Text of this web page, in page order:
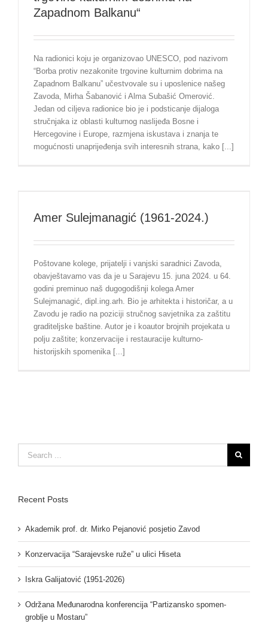
Zapadnom Balkanu“
Na radionici koju je organizovao UNESCO, pod nazivom
“Borba protiv nezakonite trgovine kulturnim dobrima na
Zapadnom Balkanu” učestvovale su i uposlenice našeg
Zavoda, Mirha Šabanović i Alma Subašić Omerović.
Jedan od ciljeva radionice bio je i podsticanje dijaloga
stručnjaka iz oblasti kulturnog naslijeđa Bosne i
Hercegovine i Europe, razmjena iskustava i znanja te
mogućnosti unaprijeđenja svih interesnih strana, kako [...]
Amer Sulejmanagić (1961-2024.)
Poštovane kolege, prijatelji i vanjski saradnici Zavoda,
obavještavamo vas da je u Sarajevu 15. juna 2024. u 64.
godini preminuo naš dugogodišnji kolega Amer
Sulejmanagić, dipl.ing.arh. Bio je arhitekta i historičar, a u
Zavodu je radio na poziciji stručnog savjetnika za zaštitu
graditeljske baštine. Autor je i koautor brojnih projekata u
polju zaštite; konzervacije i restauracije kulturno-
historijskih spomenika [...]
Recent Posts
Akademik prof. dr. Mirko Pejanović posjetio Zavod
Konzervacija “Sarajevske ruže” u ulici Hiseta
Iskra Galijatović (1951-2026)
Održana Međunarodna konferencija “Partizansko spomen-
groblje u Mostaru”